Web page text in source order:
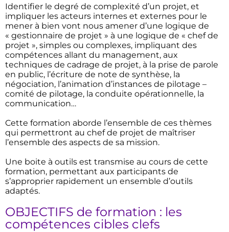
Identifier le degré de complexité d’un projet, et
impliquer les acteurs internes et externes pour le
mener à bien vont nous amener d’une logique de
« gestionnaire de projet » à une logique de « chef de
projet », simples ou complexes, impliquant des
compétences allant du management, aux
techniques de cadrage de projet, à la prise de parole
en public, l’écriture de note de synthèse, la
négociation, l’animation d’instances de pilotage –
comité de pilotage, la conduite opérationnelle, la
communication…
Cette formation aborde l’ensemble de ces thèmes
qui permettront au chef de projet de maîtriser
l’ensemble des aspects de sa mission.
Une boite à outils est transmise au cours de cette
formation, permettant aux participants de
s’approprier rapidement un ensemble d’outils
adaptés.
OBJECTIFS de formation : les
compétences cibles clefs